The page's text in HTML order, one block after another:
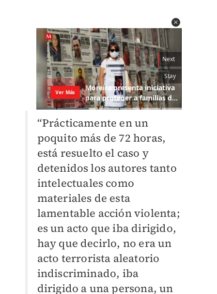
“Prácticamente en un
poquito más de 72 horas,
está resuelto el caso y
detenidos los autores tanto
intelectuales como
materiales de esta
lamentable acción violenta;
es un acto que iba dirigido,
hay que decirlo, no era un
acto terrorista aleatorio
indiscriminado, iba
dirigido a una persona, un